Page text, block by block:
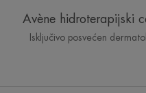
Avène hidroterapijski
Isključivo posvećen